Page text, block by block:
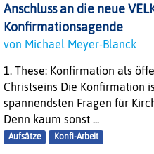
Anschluss an die neue
Konfirmationsagende
von Michael Meyer-Blanck
1. These: Konfirmation als
Christseins Die Konfirmation
spannendsten Fragen für
Denn kaum sonst ...
Aufsätze Konfi-Arbeit